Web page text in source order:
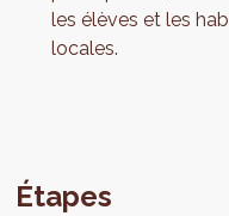
les élèves et les
locales.
Étapes